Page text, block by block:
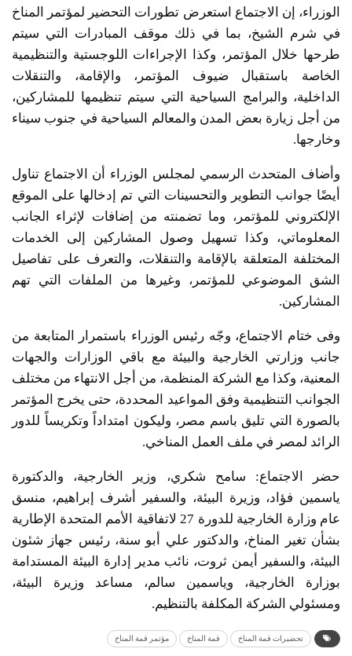
الوزراء، إن الاجتماع استعرض تطورات التحضير لمؤتمر المناخ
في شرم الشيخ، بما في ذلك موقف المبادرات التي سيتم
طرحها خلال المؤتمر، وكذا الإجراءات اللوجستية والتنظيمية
الخاصة باستقبال ضيوف المؤتمر، والإقامة، والتنقلات
الداخلية، والبرامج السياحية التي سيتم تنظيمها للمشاركين،
من أجل زيارة بعض المدن والمعالم السياحية في جنوب سيناء
وخارجها.
وأضاف المتحدث الرسمي لمجلس الوزراء أن الاجتماع تناول
أيضًا جوانب التطوير والتحسينات التي تم إدخالها على الموقع
الإلكتروني للمؤتمر، وما تضمنته من إضافات لإثراء الجانب
المعلوماتي، وكذا تسهيل وصول المشاركين إلى الخدمات
المختلفة المتعلقة بالإقامة والتنقلات، والتعرف على تفاصيل
الشق الموضوعي للمؤتمر، وغيرها من الملفات التي تهم
المشاركين.
وفى ختام الاجتماع، وجّه رئيس الوزراء باستمرار المتابعة من
جانب وزارتي الخارجية والبيئة مع باقي الوزارات والجهات
المعنية، وكذا مع الشركة المنظمة، من أجل الانتهاء من مختلف
الجوانب التنظيمية وفق المواعيد المحددة، حتى يخرج المؤتمر
بالصورة التي تليق باسم مصر، وليكون امتداداً وتكريساً للدور
الرائد لمصر في ملف العمل المناخي.
حضر الاجتماع: سامح شكري، وزير الخارجية، والدكتورة
ياسمين فؤاد، وزيرة البيئة، والسفير أشرف إبراهيم، منسق
عام وزارة الخارجية للدورة 27 لاتفاقية الأمم المتحدة الإطارية
بشأن تغير المناخ، والدكتور علي أبو سنة، رئيس جهاز شئون
البيئة، والسفير أيمن ثروت، نائب مدير إدارة البيئة المستدامة
بوزارة الخارجية، وياسمين سالم، مساعد وزيرة البيئة،
ومسئولي الشركة المكلفة بالتنظيم.
تحضيرات قمة المناخ قمة المناخ مؤتمر قمة المناخ